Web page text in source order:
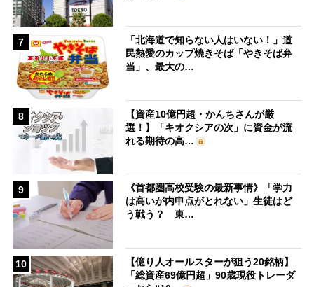
7
「北海道で知らない人はいない！」道
民熱愛のカップ焼きそば「やきそば弁
当」、最大の…
8
【資産10億円超・かんちさんが厳
選！】「キオクシアの次」に資金が流
れる期待の高…
9
《首都圏高校受験の最新事情》「学力
は高いが内申点がとれない」生徒はど
う戦う？ 東…
10
【億り人オールスターが狙う20銘柄】
「総資産69億円超」90歳現役トレーダ